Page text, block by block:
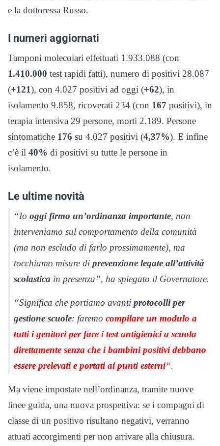
e la dottoressa Russo.
I numeri aggiornati
Tamponi molecolari effettuati 1.933.088 (con
1.410.000 test rapidi fatti), numero di positivi 28.087
(+121), con 4.027 positivi ad oggi (+62), in
isolamento 9.858, ricoverati 234 (con 167 positivi), in
terapia intensiva 29 persone, morti 2.189. Persone
sintomatiche 176 su 4.027 positivi (4,37%). E infine
c’è il 40% di positivi su tutte le persone in
isolamento.
Le ultime novità
“Io oggi firmo un’ordinanza importante, non
interveniamo sul comportamento della comunità
(ma non escludo di farlo prossimamente), ma
tocchiamo misure di prevenzione legate all’attività
scolastica in presenza”, ha spiegato il Governatore.
“Significa che portiamo avanti protocolli per
gestione scuole: faremo compilare un modulo a
tutti i genitori per fare i test antigienici a scuola
direttamente senza che i bambini positivi debbano
essere prelevati e portati ai punti esterni“.
Ma viene impostate nell’ordinanza, tramite nuove
linee guida, una nuova prospettiva: se i compagni di
classe di un positivo risultano negativi, verranno
attuati accorgimenti per non arrivare alla chiusura.